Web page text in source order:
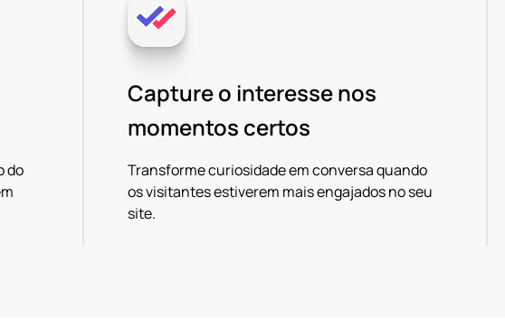
do
Capture o interesse nos
momentos certos
Transforme curiosidade em conversa quando
os visitantes estiverem mais engajados no seu
site.